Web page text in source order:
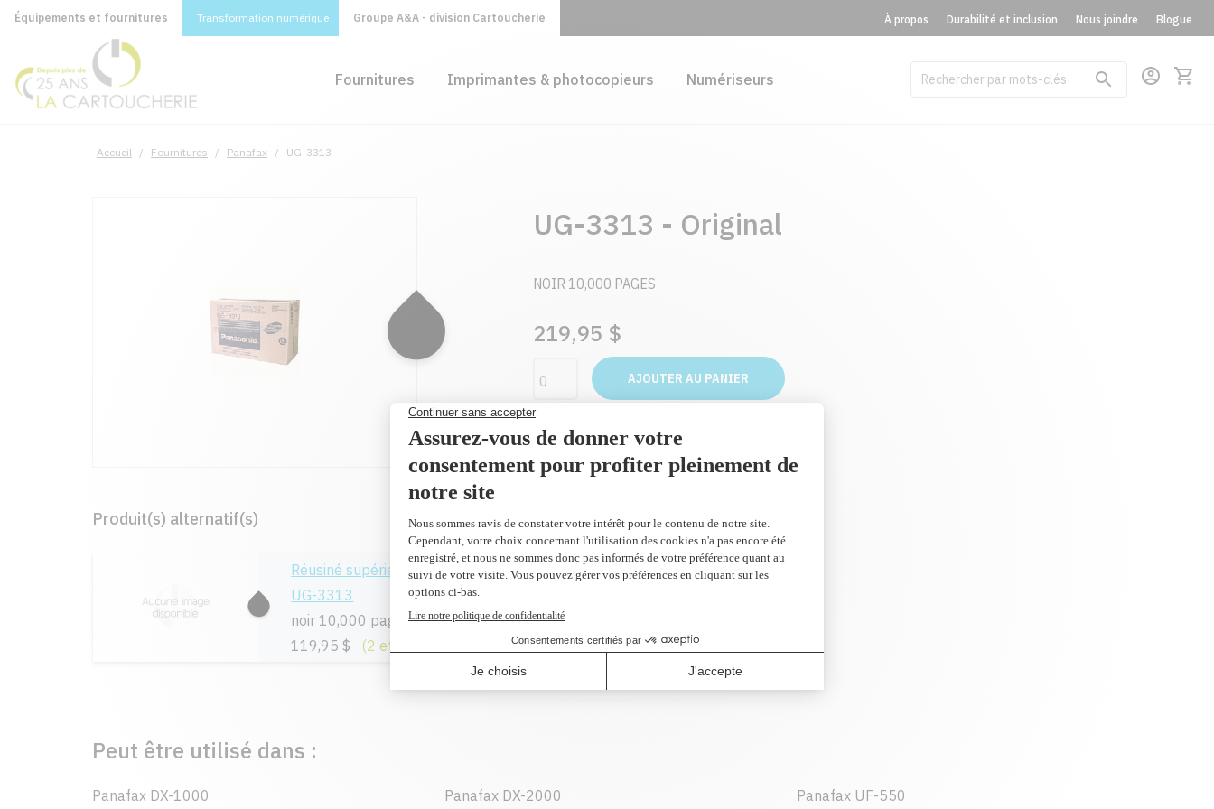
Équipements et fournitures Transformation numérique Groupe A&A - division Cartoucherie À propos Durabilité et inclusion Nous joindre Blogue
Fournitures Imprimantes & photocopieurs Numériseurs
Accueil / Fournitures / Panafax / UG-3313
UG-3313 - Original
NOIR 10,000 PAGES
219,95 $
AJOUTER AU PANIER
Produit(s) alternatif(s)
Réusiné supérieur en remplacement du
UG-3313
noir 10,000 pages
119,95 $
(2 et plus 109,10 $)
Peut être utilisé dans :
Panafax DX-1000 Panafax DX-2000 Panafax UF-550